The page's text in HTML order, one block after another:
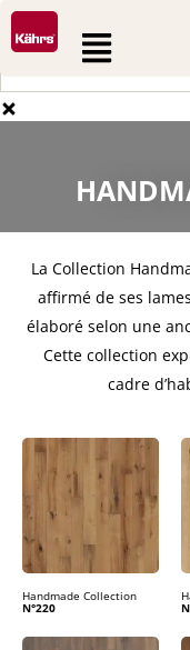
Aller
au
contenu
RechercherFlyout
Menu
La Collection
affirmé de ses
élaboré selon une
Cette collection
cadre
Handmade Collection
N°220